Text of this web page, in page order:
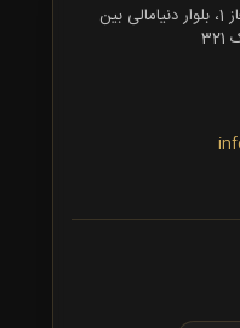
تهران، شهرک اندیشه، فاز 1، بلوار دنیامالی بین